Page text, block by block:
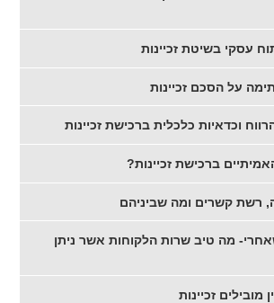
עסקי בשיטת זכיינות
על הסכם זכיינות
וכדאיות כלכלית ברכישת זכיינות
ברכישת זכיינות?
רשת קשרים ומה שביניהם
שאחרי- מה טיב שרות הלקוחות אשר ניתן
מובילים זכיינות